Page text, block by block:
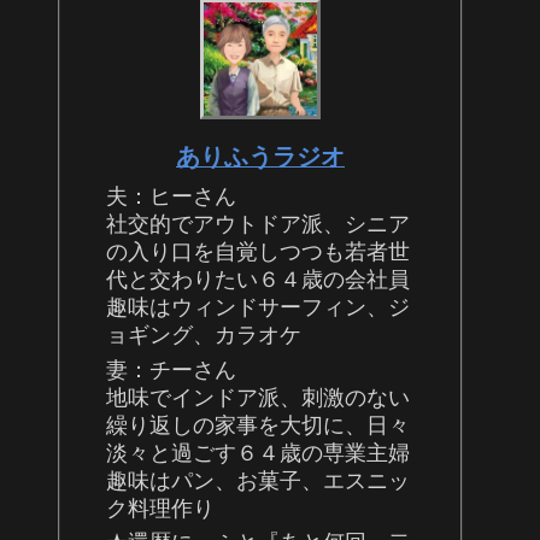
ありふうラジオ
夫：ヒーさん
社交的でアウトドア派、シニア
の入り口を自覚しつつも若者世
代と交わりたい６４歳の会社員
趣味はウィンドサーフィン、ジ
ョギング、カラオケ
妻：チーさん
地味でインドア派、刺激のない
繰り返しの家事を大切に、日々
淡々と過ごす６４歳の専業主婦
趣味はパン、お菓子、エスニッ
ク料理作り